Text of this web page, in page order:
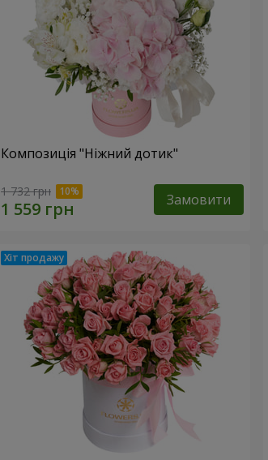
Композиція "Ніжний дотик"
1 732 грн Замовити